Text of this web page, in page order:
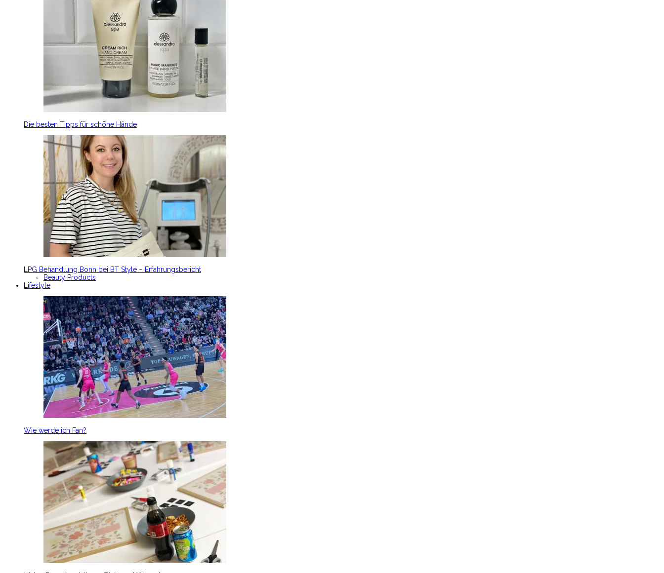
Die besten Tipps für schöne Hände
LPG Behandlung Bonn bei BT Style – Erfahrungsbericht
Beauty Products
Lifestyle
Wie werde ich Fan?